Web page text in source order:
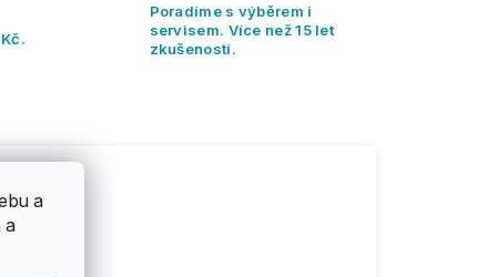
a
a
Poradíme s výběrem i
servisem. Více než 15 let
zkušeností.